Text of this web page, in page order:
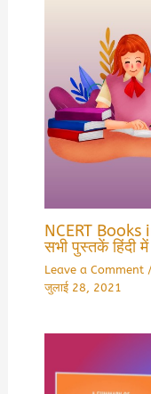
NCERT
सभी पुस्तकें हिंदी में
Leave a Comment /
जुलाई 28, 2021